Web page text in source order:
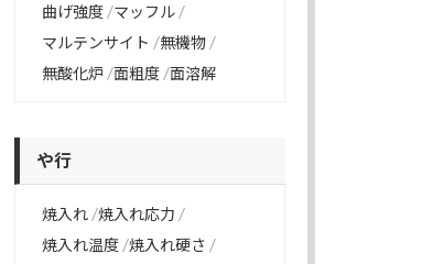
曲げ強度 マッフル
マルテンサイト
無機物
無酸化炉 面粗度 面溶解
や行
焼入れ 焼入れ応力
焼入れ温度 焼入れ硬さ